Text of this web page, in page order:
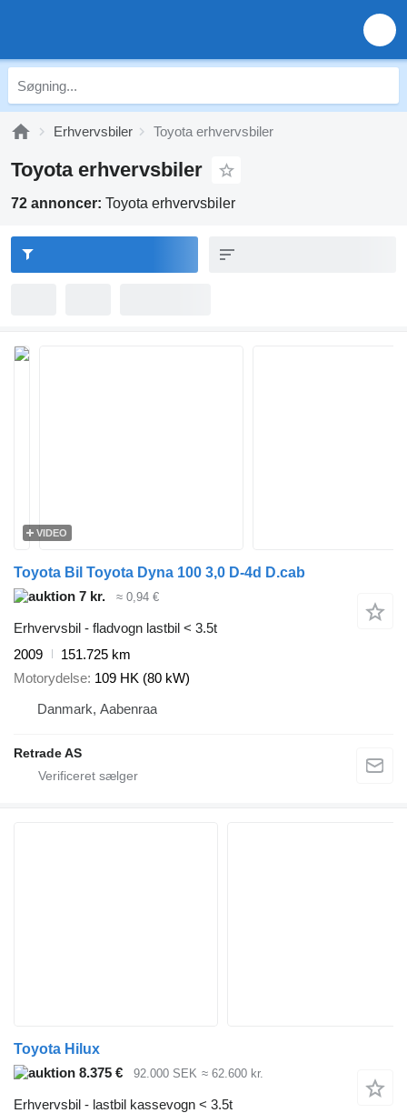
Erhvervsbiler Toyota erhvervsbiler
Toyota erhvervsbiler
72 annoncer: Toyota erhvervsbiler
VIDEO
Toyota Bil Toyota Dyna 100 3,0 D-4d D.cab
7 kr.
≈ 0,94 €
Erhvervsbil - fladvogn lastbil < 3.5t
2009
151.725 km
Motorydelse 109 HK (80 kW)
Danmark, Aabenraa
Retrade AS
Toyota Hilux
8.375 €
92.000 SEK ≈ 62.600 kr.
Erhvervsbil - lastbil kassevogn < 3.5t